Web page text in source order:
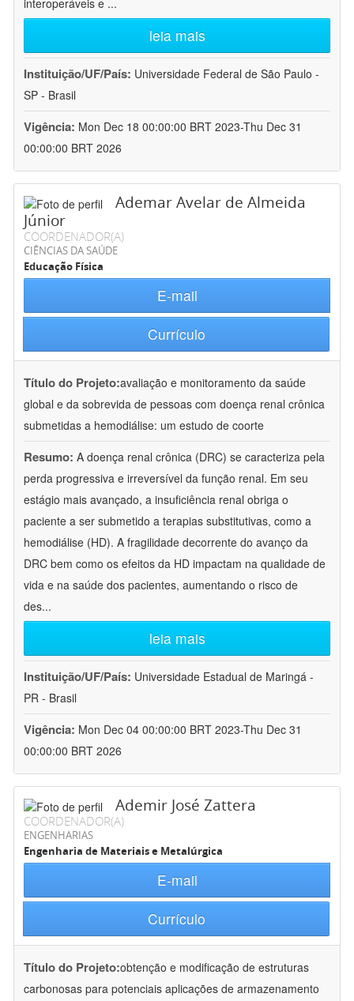
interoperáveis e ...
leia mais
Instituição/UF/País: Universidade Federal de São Paulo -
SP - Brasil
Vigência: Mon Dec 18 00:00:00 BRT 2023-Thu Dec 31
00:00:00 BRT 2026
Ademar Avelar de Almeida
Júnior
COORDENADOR(A)
CIÊNCIAS DA SAÚDE
Educação Física
E-mail
Currículo
Título do Projeto:avaliação e monitoramento da saúde
global e da sobrevida de pessoas com doença renal crônica
submetidas a hemodiálise: um estudo de coorte
Resumo: A doença renal crônica (DRC) se caracteriza pela
perda progressiva e irreversível da função renal. Em seu
estágio mais avançado, a insuficiência renal obriga o
paciente a ser submetido a terapias substitutivas, como a
hemodiálise (HD). A fragilidade decorrente do avanço da
DRC bem como os efeitos da HD impactam na qualidade de
vida e na saúde dos pacientes, aumentando o risco de
des...
leia mais
Instituição/UF/País: Universidade Estadual de Maringá -
PR - Brasil
Vigência: Mon Dec 04 00:00:00 BRT 2023-Thu Dec 31
00:00:00 BRT 2026
Ademir José Zattera
COORDENADOR(A)
ENGENHARIAS
Engenharia de Materiais e Metalúrgica
E-mail
Currículo
Título do Projeto:obtenção e modificação de estruturas
carbonosas para potenciais aplicações de armazenamento